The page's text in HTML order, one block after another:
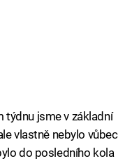
týdnu jsme v základní
vlastně nebylo vůbec
do posledního kola